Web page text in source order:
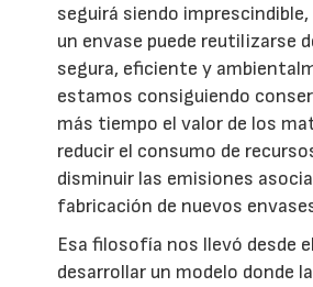
seguirá siendo
un envase puede reutilizarse
segura, eficiente y
estamos consiguiendo
más tiempo el valor de los
reducir el consumo de
disminuir las emisiones
fabricación de nuevos
Esa filosofía nos llevó desde
desarrollar un modelo donde